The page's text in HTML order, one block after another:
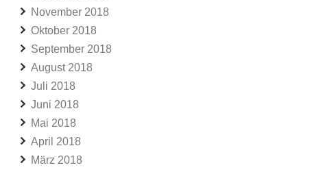
November 2018
Oktober 2018
September 2018
August 2018
Juli 2018
Juni 2018
Mai 2018
April 2018
März 2018